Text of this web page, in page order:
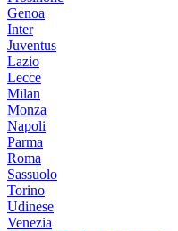
Genoa
Inter
Juventus
Lazio
Lecce
Milan
Monza
Napoli
Parma
Roma
Sassuolo
Torino
Udinese
Venezia